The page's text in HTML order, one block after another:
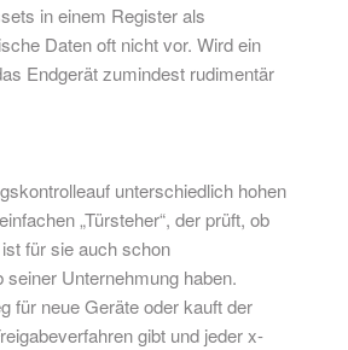
in einem Register als
Daten oft nicht vor. Wird ein
Endgerät zumindest rudimentär
unterschiedlich hohen
„Türsteher“, der prüft, ob
für sie auch schon
Unternehmung haben.
für neue Geräte oder kauft der
gibt und jeder x-